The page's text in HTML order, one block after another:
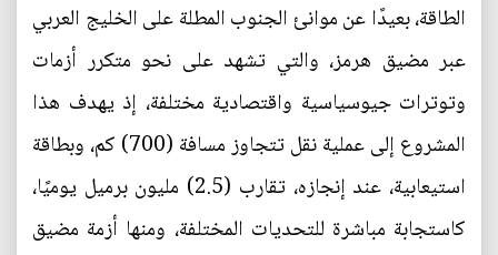
الطاقة، بعيدًا عن موانئ الجنوب المطلة على الخليج العربي
عبر مضيق هرمز، والتي تشهد على نحو متكرر أزمات
وتوترات جيوسياسية واقتصادية مختلفة، إذ يهدف هذا
المشروع إلى عملية نقل تتجاوز مسافة (700) كم، وبطاقة
استيعابية، عند إنجازه، تقارب (2.5) مليون برميل يوميًا،
كاستجابة مباشرة للتحديات المختلفة، ومنها أزمة مضيق